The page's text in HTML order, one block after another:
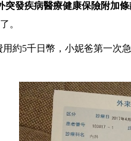
突發疾病醫療健康保險附加條
。
約5千日幣，小妮爸第一次